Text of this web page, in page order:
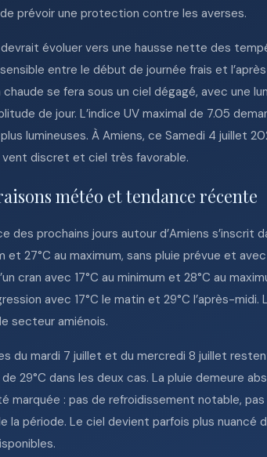
prévoir une protection contre les averses.
évoluer vers une hausse nette des
entre le début de journée frais et
se fera sous un ciel dégagé, avec une
de jour. L’indice UV maximal de 7.05
lumineuses. À Amiens, ce Samedi 4 juillet
discret et ciel très favorable.
météo et tendance récente
des prochains jours autour d’Amiens
et 27°C au maximum, sans pluie prévue et
cran avec 17°C au minimum et 28°C au
avec 17°C le matin et 29°C l’après-
secteur amiénois.
du mardi 7 juillet et du mercredi 8 juillet
29°C dans les deux cas. La pluie demeure
marquée : pas de refroidissement notable,
la période. Le ciel devient parfois plus nuancé